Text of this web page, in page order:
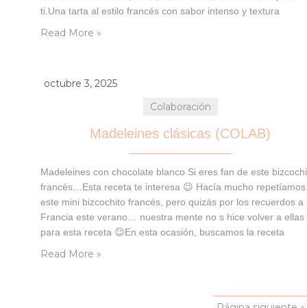
ti.Una tarta al estilo francés con sabor intenso y textura
Read More »
octubre 3, 2025
Colaboración
Madeleines clásicas (COLAB)
Madeleines con chocolate blanco Si eres fan de este
francés…Esta receta te interesa 😉 Hacía mucho repetíamos
este mini bizcochito francés, pero quizás por los recuerdos a
Francia este verano… nuestra mente no s hice volver a ellas
para esta receta 😉En esta ocasión, buscamos la receta
Read More »